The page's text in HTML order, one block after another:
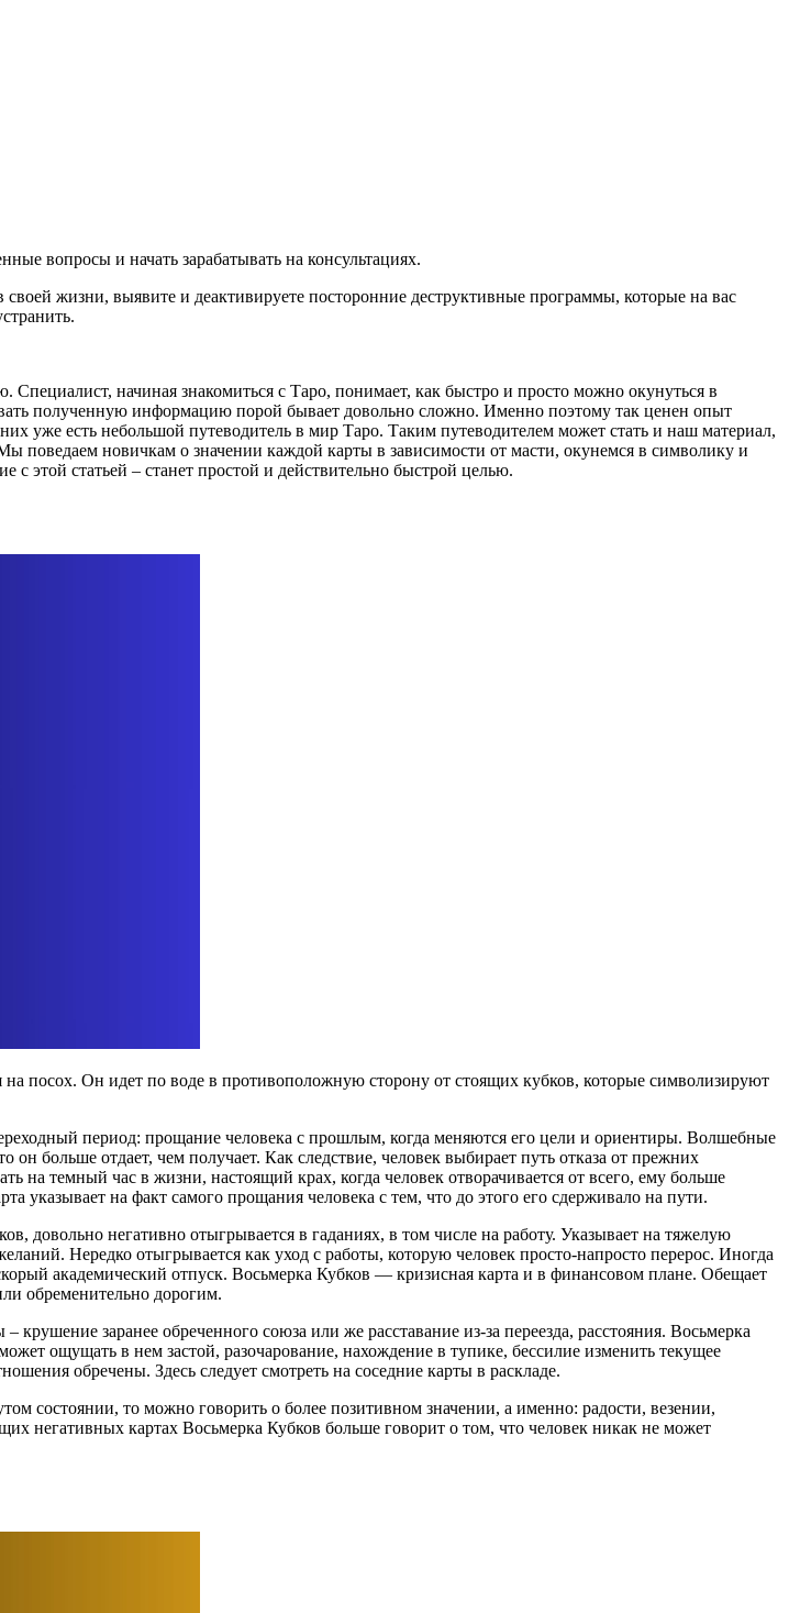
вопросы и начать зарабатывать на консультациях.
жизни, выявите и деактивируете посторонние деструктивные программы, которые на вас
начиная знакомиться с Таро, понимает, как быстро и просто можно окунуться в
полученную информацию порой бывает довольно сложно. Именно поэтому так ценен опыт
уже есть небольшой путеводитель в мир Таро. Таким путеводителем может стать и наш материал,
поведаем новичкам о значении каждой карты в зависимости от масти, окунемся в символику и
этой статьей – станет простой и действительно быстрой целью.
посох. Он идет по воде в противоположную сторону от стоящих кубков, которые символизируют
период: прощание человека с прошлым, когда меняются его цели и ориентиры. Волшебные
больше отдает, чем получает. Как следствие, человек выбирает путь отказа от прежних
на темный час в жизни, настоящий крах, когда человек отворачивается от всего, ему больше
указывает на факт самого прощания человека с тем, что до этого его сдерживало на пути.
довольно негативно отыгрывается в гаданиях, в том числе на работу. Указывает на тяжелую
Нередко отыгрывается как уход с работы, которую человек просто-напросто перерос. Иногда
академический отпуск. Восьмерка Кубков — кризисная карта и в финансовом плане. Обещает
обременительно дорогим.
крушение заранее обреченного союза или же расставание из-за переезда, расстояния. Восьмерка
ощущать в нем застой, разочарование, нахождение в тупике, бессилие изменить текущее
обречены. Здесь следует смотреть на соседние карты в раскладе.
состоянии, то можно говорить о более позитивном значении, а именно: радости, везении,
негативных картах Восьмерка Кубков больше говорит о том, что человек никак не может